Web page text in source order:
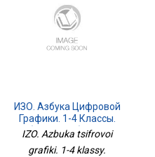
ИЗО. Азбука Цифровой
Графики. 1-4 Классы.
Учебное Пособие Просв.
IZO. Azbuka tsifrovoi
grafiki. 1-4 klassy.